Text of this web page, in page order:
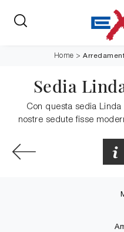
Home >
Sedia
Con questa sedia
nostre sedute fisse